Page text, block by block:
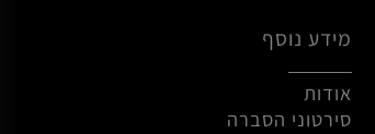
מידע נוסף